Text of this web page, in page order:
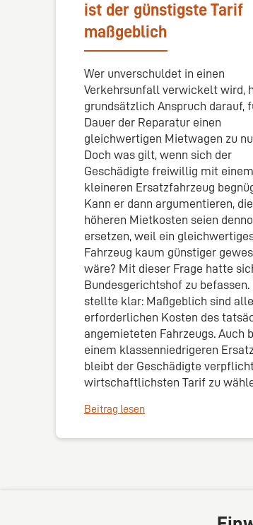
ist der günstigste Tarif
maßgeblich
Wer unverschuldet in einen
Verkehrsunfall verwickelt wird,
grundsätzlich Anspruch darauf,
Dauer der Reparatur einen
gleichwertigen Mietwagen zu
Doch was gilt, wenn sich der
Geschädigte freiwillig mit einem
kleineren Ersatzfahrzeug
Kann er dann argumentieren, die
höheren Mietkosten seien
ersetzen, weil ein
Fahrzeug kaum günstiger
wäre? Mit dieser Frage hatte
Bundesgerichtshof zu befassen.
stellte klar: Maßgeblich sind
erforderlichen Kosten des
angemieteten Fahrzeugs. Auch
einem klassenniedrigeren
bleibt der Geschädigte
wirtschaftlichsten Tarif zu
Beitrag lesen